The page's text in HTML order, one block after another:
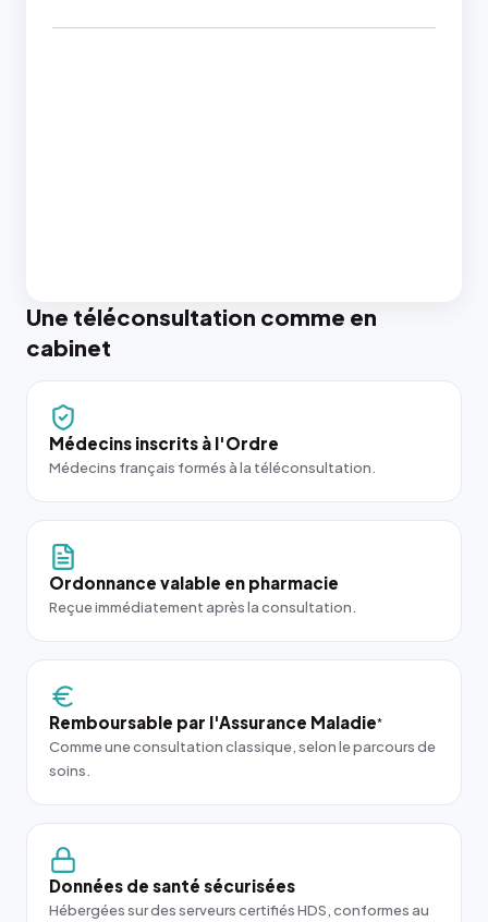
Une téléconsultation comme en
cabinet
Médecins inscrits à l'Ordre
Médecins français formés à la téléconsultation.
Ordonnance valable en pharmacie
Reçue immédiatement après la consultation.
Remboursable par l'Assurance Maladie*
Comme une consultation classique, selon le parcours de
soins.
Données de santé sécurisées
Hébergées sur des serveurs certifiés HDS, conformes au